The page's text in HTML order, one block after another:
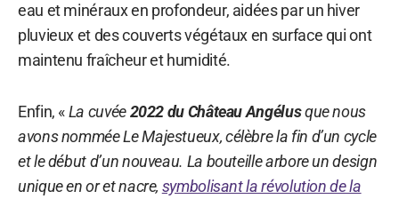
eau et minéraux en profondeur, aidées par un hiver
pluvieux et des couverts végétaux en surface qui ont
maintenu fraîcheur et humidité.
Enfin, «La cuvée2022 du Château Angélusque nous
avons nommée Le Majestueux, célèbre la fin d’un cycle
et le début d’un nouveau. La bouteille arbore un design
unique en or et nacre, symbolisant la révolution de la